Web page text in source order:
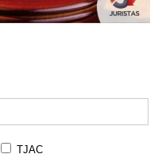
TJAC